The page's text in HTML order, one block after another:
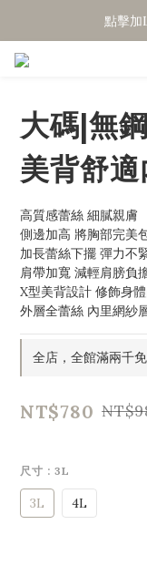
點擊加
點擊加
大碼|無
美背舒
高質感蕾絲 細膩親膚
側邊加高 將胸部完美
加長蕾絲下擺 彈力不
肩帶加寬 減輕肩膀負
X型美背設計 修飾身
外層全蕾絲 內里網紗
全店，全館滿兩千
NT$780
尺寸 : 3L
3L 4L